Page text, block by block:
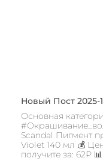
Новый Пост 2025-
Основная
Scandal Пигмент
Violet 140 мл 💰
получите за: 62₽ 📊